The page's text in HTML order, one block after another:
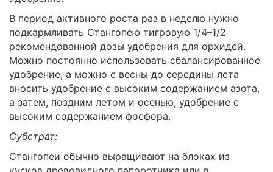
В период активного роста раз в неделю нужно
подкармливать Стангопею тигровую 1/4–1/2
рекомендованной дозы удобрения для орхидей.
Можно постоянно использовать сбалансированное
удобрение, а можно с весны до середины лета
вносить удобрение с высоким содержанием азота,
а затем, поздним летом и осенью, удобрение с
высоким содержанием фосфора.
Субстрат:
Стангопеи обычно выращивают на блоках из